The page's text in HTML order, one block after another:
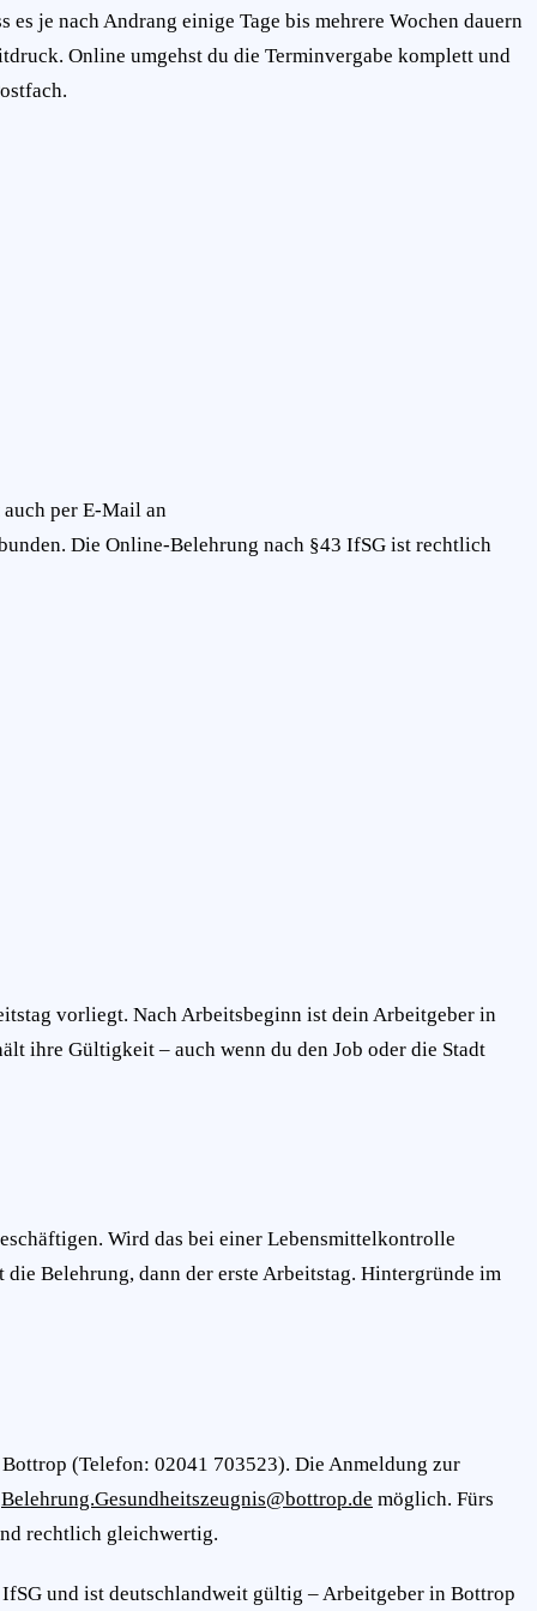
je nach Andrang einige Tage bis mehrere Wochen dauern
Online umgehst du die Terminvergabe komplett und
per E-Mail an
Die Online-Belehrung nach §43 IfSG ist rechtlich
vorliegt. Nach Arbeitsbeginn ist dein Arbeitgeber in
ihre Gültigkeit – auch wenn du den Job oder die Stadt
Wird das bei einer Lebensmittelkontrolle
Belehrung, dann der erste Arbeitstag. Hintergründe im
(Telefon: 02041 703523). Die Anmeldung zur
Belehrung.Gesundheitszeugnis@bottrop.de möglich. Fürs
rechtlich gleichwertig.
und ist deutschlandweit gültig – Arbeitgeber in Bottrop